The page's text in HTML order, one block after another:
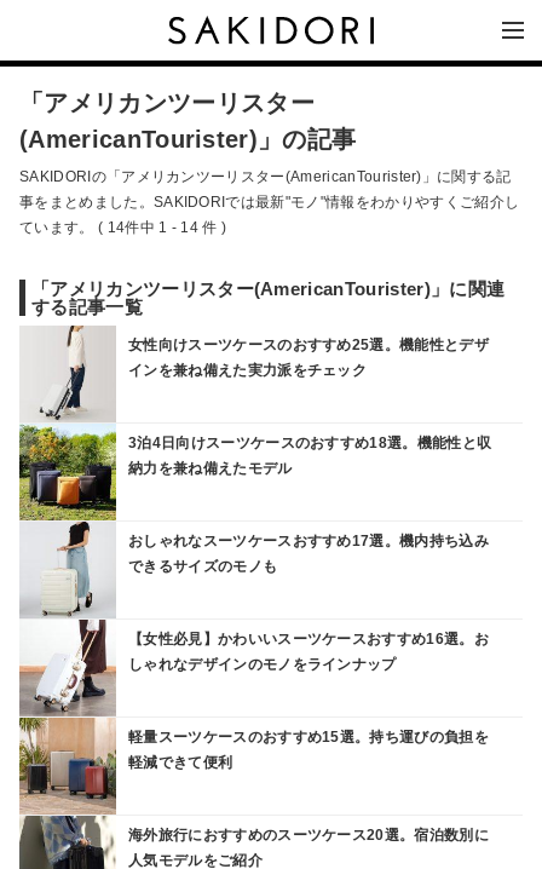
「アメリカンツーリスター
(AmericanTourister)」の記事
SAKIDORIの「アメリカンツーリスター(AmericanTourister)」に関する記
事をまとめました。SAKIDORIでは最新"モノ"情報をわかりやすくご紹介し
ています。 ( 14件中 1 - 14 件 )
「アメリカンツーリスター(AmericanTourister)」に関連
する記事一覧
女性向けスーツケースのおすすめ25選。機能性とデザ
インを兼ね備えた実力派をチェック
3泊4日向けスーツケースのおすすめ18選。機能性と収
納力を兼ね備えたモデル
おしゃれなスーツケースおすすめ17選。機内持ち込み
できるサイズのモノも
【女性必見】かわいいスーツケースおすすめ16選。お
しゃれなデザインのモノをラインナップ
軽量スーツケースのおすすめ15選。持ち運びの負担を
軽減できて便利
海外旅行におすすめのスーツケース20選。宿泊数別に
人気モデルをご紹介